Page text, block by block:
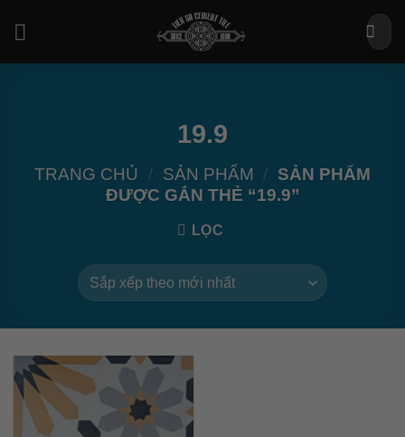
Tìm
kiếm:
19.9
TRANG CHỦ / SẢN PHẨM / SẢN PHẨM
ĐƯỢC GẮN THẺ “19.9”
LỌC